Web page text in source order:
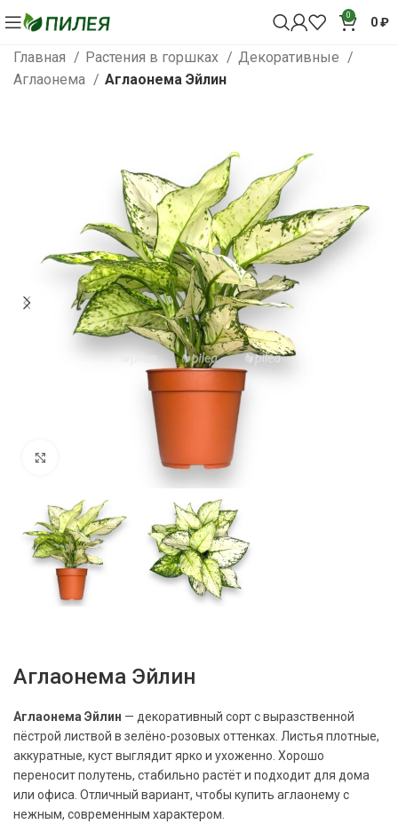
0 0₽
Главная Растения в горшках
Декоративные
Аглаонема
Аглаонема Эйлин
Нажмите, чтобы увеличить
Аглаонема Эйлин
Аглаонема Эйлин — декоративный сорт с выразственной
пёстрой листвой в зелёно-розовых оттенках. Листья плотные,
аккуратные, куст выглядит ярко и ухоженно. Хорошо
переносит полутень, стабильно растёт и подходит для дома
или офиса. Отличный вариант, чтобы купить аглаонему с
нежным, современным характером.